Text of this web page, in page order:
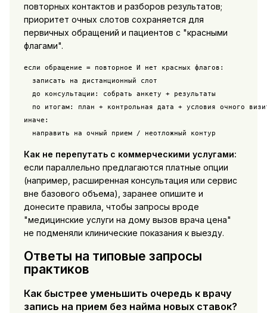
повторных контактов и разборов результатов;
приоритет очных слотов сохраняется для
первичных обращений и пациентов с "красными
флагами".
если обращение = повторное И нет красных флагов:
  записать на дистанционный слот
  до консультации: собрать анкету + результаты
по итогам: план + контрольная дата + условия очного
иначе:
Как не перепутать с коммерческими услугами:
если параллельно предлагаются платные опции
(например, расширенная консультация или сервис
вне базового объема), заранее опишите и
донесите правила, чтобы запросы вроде
"медицинские услуги на дому вызов врача цена"
не подменяли клинические показания к выезду.
Ответы на типовые запросы
практиков
Как быстрее уменьшить очередь к врачу
запись на прием без найма новых ставок?